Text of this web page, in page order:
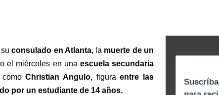
su consulado en Atlanta, la muerte de un
el miércoles en una escuela secundaria
como Christian Angulo, figura entre las
por un estudiante de 14 años.